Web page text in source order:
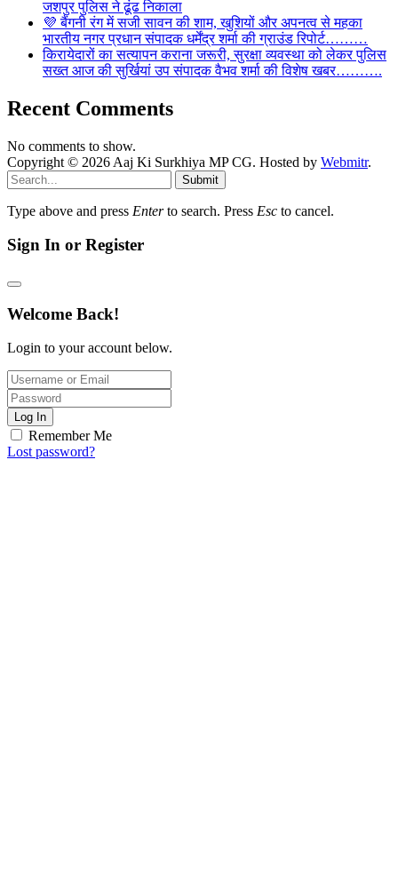
जशपुर पुलिस ने ढूंढ निकाला
💜 बैंगनी रंग में सजी सावन की शाम, खुशियों और अपनत्व से महका
भारतीय नगर प्रधान संपादक धर्मेंद्र शर्मा की ग्राउंड रिपोर्ट………
किरायेदारों का सत्यापन कराना जरूरी, सुरक्षा व्यवस्था को लेकर पुलिस
सख्त आज की सुर्खियां उप संपादक वैभव शर्मा की विशेष खबर……….
Recent Comments
No comments to show.
Copyright © 2026 Aaj Ki Surkhiya MP CG. Hosted by Webmitr.
Submit
Type above and press Enterto search. Press Esc to cancel.
Sign In or Register
Welcome Back!
Login to your account below.
Log In
Remember Me
Lost password?